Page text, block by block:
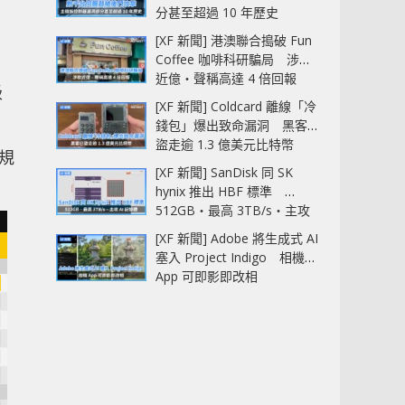
分甚至超過 10 年歷史
[XF 新聞] 港澳聯合搗破 Fun
Coffee 咖啡科研騙局 涉款
近億‧聲稱高達 4 倍回報
[XF 新聞] Coldcard 離線「冷
錢包」爆出致命漏洞 黑客已
盜走逾 1.3 億美元比特幣
[XF 新聞] SanDisk 同 SK
hynix 推出 HBF 標準
512GB‧最高 3TB/s‧主攻
AI 記憶體
[XF 新聞] Adobe 將生成式 AI
塞入 Project Indigo 相機
App 可即影即改相